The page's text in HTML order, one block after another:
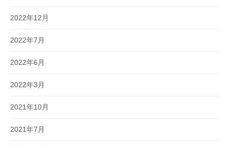
2022年12月
2022年7月
2022年6月
2022年3月
2021年10月
2021年7月